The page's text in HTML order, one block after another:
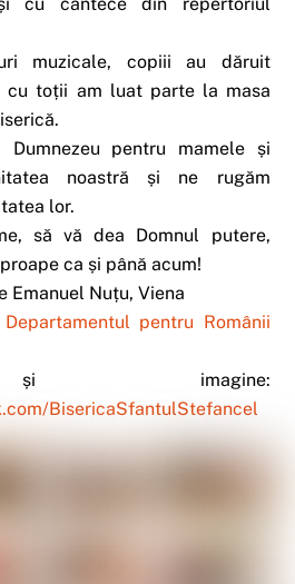
cu cântece din repertoriul
muzicale, copiii au dăruit
cu toții am luat parte la masa
pentru mamele și
noastră și ne rugăm
lor.
să vă dea Domnul putere,
ca și până acum!
Emanuel Nuțu, Viena
Departamentul pentru Românii
imagine:
BisericaSfantulStefancel